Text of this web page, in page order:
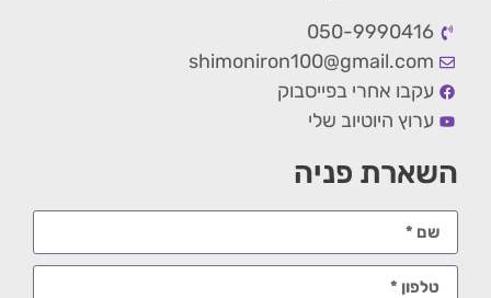
050-9990416
shimoniron100@gmail.com
עקבו אחרי בפייסבוק
ערוץ היוטיוב שלי
השארת פניה